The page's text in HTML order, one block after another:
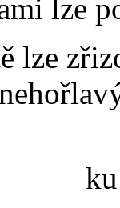
lze
lze